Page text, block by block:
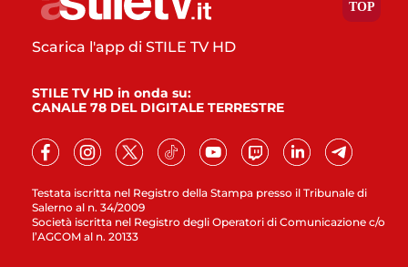
Testata iscritta nel Registro della Stampa presso il Tribunale di
Salerno al n. 34/2009
Società iscritta nel Registro degli Operatori di Comunicazione c/o
l’AGCOM al n. 20133
Scarica l'app di STILE TV HD
STILE TV HD in onda su:
CANALE 78 DEL DIGITALE TERRESTRE